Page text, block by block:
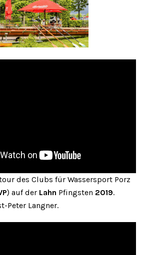
des Clubs für Wassersport Porz
) auf der Lahn Pfingsten 2019.
Peter Langner.